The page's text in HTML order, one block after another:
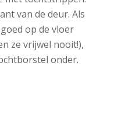
van de deur. Als
op de vloer
ze vrijwel nooit!),
onder.